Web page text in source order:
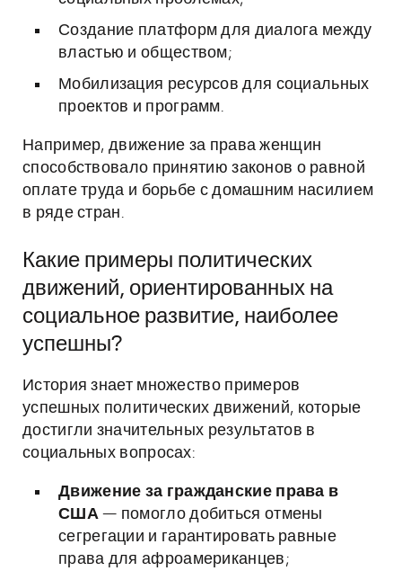
Создание платформ для диалога между
властью и обществом;
Мобилизация ресурсов для социальных
проектов и программ.
Например, движение за права женщин
способствовало принятию законов о равной
оплате труда и борьбе с домашним насилием
в ряде стран.
Какие примеры политических
движений, ориентированных на
социальное развитие, наиболее
успешны?
История знает множество примеров
успешных политических движений, которые
достигли значительных результатов в
социальных вопросах:
Движение за гражданские права в
США— помогло добиться отмены
сегрегации и гарантировать равные
права для афроамериканцев;